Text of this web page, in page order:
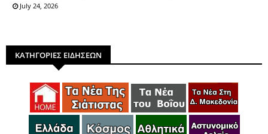
July 24, 2026
ΚΑΤΗΓΟΡΙΕΣ ΕΙΔΗΣΕΩΝ